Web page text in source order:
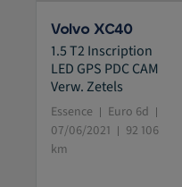
Volvo XC40
1.5 T2 Inscription
LED GPS PDC CAM
Verw. Zetels
Essence
Euro 6d
07/06/2021
92 106
km